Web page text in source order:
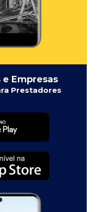
Empresas
Prestadores